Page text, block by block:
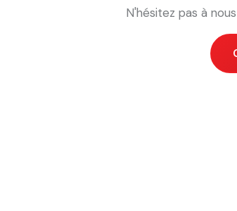
N'hésitez pas à